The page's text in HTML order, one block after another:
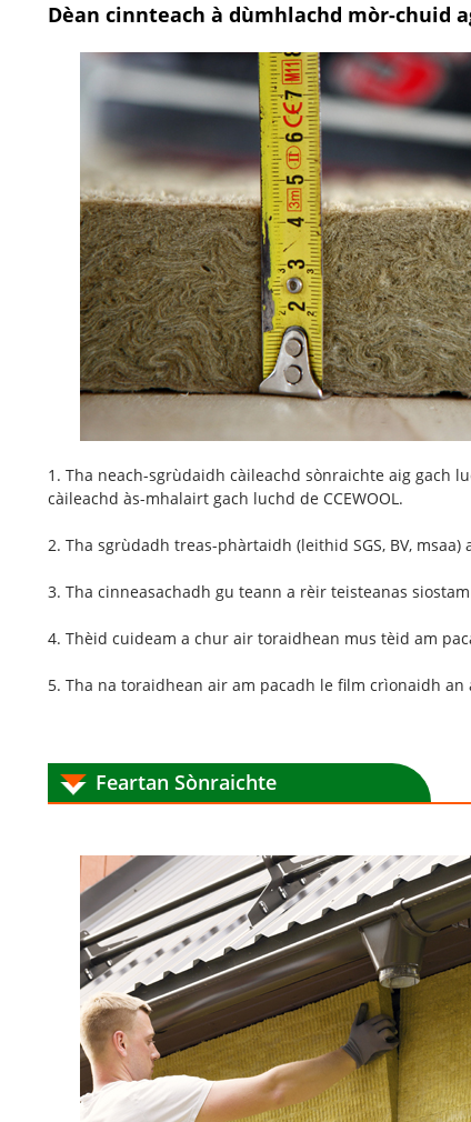
Dèan cinnteach à dùmhlachd mòr-chuid
1. Tha neach-sgrùdaidh càileachd sònraichte aig gach
càileachd às-mhalairt gach luchd de CCEWOOL.
2. Tha sgrùdadh treas-phàrtaidh (leithid SGS, BV, msaa)
3. Tha cinneasachadh gu teann a rèir teisteanas
4. Thèid cuideam a chur air toraidhean mus tèid am
5. Tha na toraidhean air am pacadh le film crìonaidh
Feartan Sònraichte